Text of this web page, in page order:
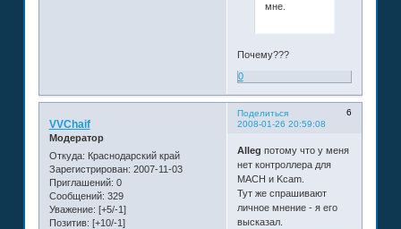
мне.
Почему???
0
Поделиться
6
2008-01-26 20:59:08
VVChaif
Модератор
Откуда: Краснодарский край
Зарегистрирован: 2007-11-03
Приглашений: 0
Сообщений: 329
Уважение: [+5/-1]
Позитив: [+10/-1]
Alleg потому что у меня
нет контроллера для
MACH и Kcam.
Тут же спрашивают
личное мнение - я его
высказал.